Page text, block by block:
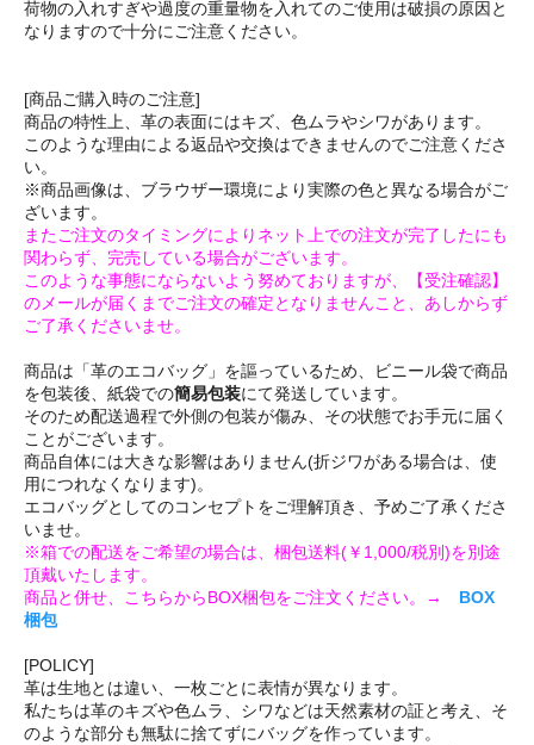
荷物の入れすぎや過度の重量物を入れてのご使用は破損の原因と
なりますので十分にご注意ください。
[商品ご購入時のご注意]
商品の特性上、革の表面にはキズ、色ムラやシワがあります。
このような理由による返品や交換はできませんのでご注意くださ
い。
※商品画像は、ブラウザー環境により実際の色と異なる場合がご
ざいます。
またご注文のタイミングによりネット上での注文が完了したにも
関わらず、完売している場合がございます。
このような事態にならないよう努めておりますが、【受注確認】
のメールが届くまでご注文の確定となりませんこと、あしからず
ご了承くださいませ。
商品は「革のエコバッグ」を謳っているため、ビニール袋で商品
を包装後、紙袋での簡易包装にて発送しています。
そのため配送過程で外側の包装が傷み、その状態でお手元に届く
ことがございます。
商品自体には大きな影響はありません(折ジワがある場合は、使
用につれなくなります)。
エコバッグとしてのコンセプトをご理解頂き、予めご了承くださ
いませ。
※箱での配送をご希望の場合は、梱包送料(￥1,000/税別)を別途
頂戴いたします。
商品と併せ、こちらからBOX梱包をご注文ください。→ BOX
梱包
[POLICY]
革は生地とは違い、一枚ごとに表情が異なります。
私たちは革のキズや色ムラ、シワなどは天然素材の証と考え、そ
のような部分も無駄に捨てずにバッグを作っています。